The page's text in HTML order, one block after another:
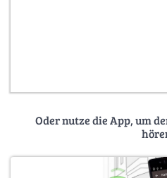
Oder nutze die App, um